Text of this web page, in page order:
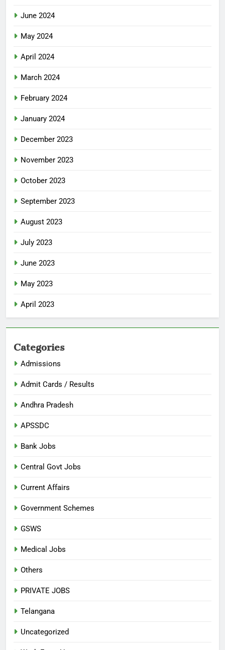
June 2024
May 2024
April 2024
March 2024
February 2024
January 2024
December 2023
November 2023
October 2023
September 2023
August 2023
July 2023
June 2023
May 2023
April 2023
Categories
Admissions
Admit Cards / Results
Andhra Pradesh
APSSDC
Bank Jobs
Central Govt Jobs
Current Affairs
Government Schemes
GSWS
Medical Jobs
Others
PRIVATE JOBS
Telangana
Uncategorized